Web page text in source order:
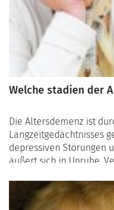
Welche stadien der
Die Altersdemenz ist
Langzeitgedächtnisses
depressiven Störungen
äußert sich in Unruhe,